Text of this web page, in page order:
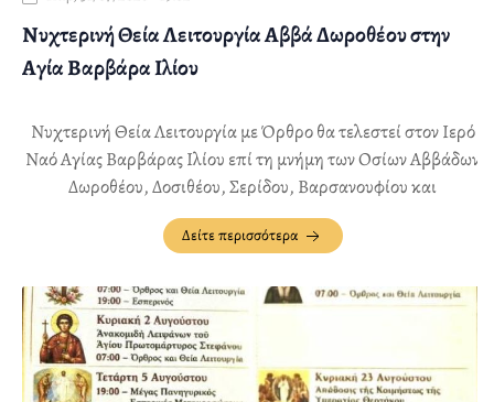
Νυχτερινή Θεία Λειτουργία Αββά Δωροθέου στην
Αγία Βαρβάρα Ιλίου
Νυχτερινή Θεία Λειτουργία με Όρθρο θα τελεστεί στον Ιερό
Ναό Αγίας Βαρβάρας Ιλίου επί τη μνήμη των Οσίων Αββάδων
Δωροθέου, Δοσιθέου, Σερίδου, Βαρσανουφίου και
Ιωάννου, την Τετάρτη 12 Αυγούστου, από 22:00 έως 00:30
περίπου.
Δείτε περισσότερα